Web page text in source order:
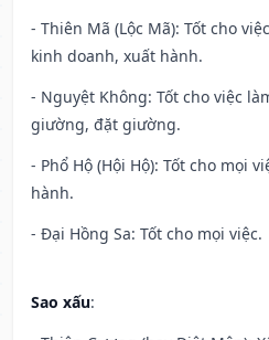
- Thiên Mã (Lộc Mã): Tốt cho
kinh doanh, xuất hành.
- Nguyệt Không: Tốt cho việc
giường, đặt giường.
- Phổ Hộ (Hội Hộ): Tốt cho mọi
hành.
- Đại Hồng Sa: Tốt cho mọi việc.
Sao xấu: